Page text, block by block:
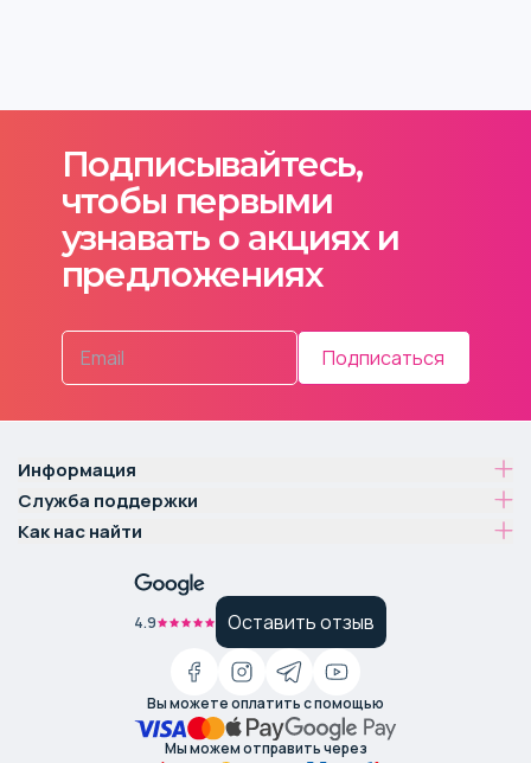
Подписывайтесь,
чтобы первыми
узнавать о акциях и
предложениях
Подписаться
Информация
Служба поддержки
Как нас найти
4.9 Оставить отзыв
Вы можете оплатить с помощью
Мы можем отправить через